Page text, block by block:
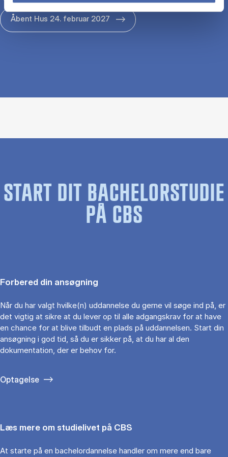
Åbent Hus 24. februar 2027
START DIT BACHELORSTUDIE
PÅ CBS
Forbered din ansøgning
Når du har valgt hvilke(n) uddannelse du gerne vil søge ind på, er
det vigtig at sikre at du lever op til alle adgangskrav for at have
en chance for at blive tilbudt en plads på uddannelsen. Start din
ansøgning i god tid, så du er sikker på, at du har al den
dokumentation, der er behov for.
Optagelse
Læs mere om studielivet på CBS
At starte på en bachelordannelse handler om mere end bare